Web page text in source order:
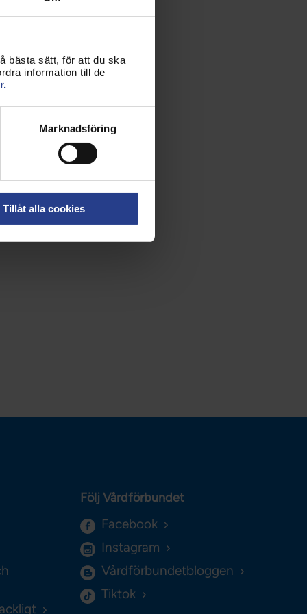
bästa sätt, för att du ska
information till de
Marknadsföring
Tillåt alla cookies
Följ Vårdförbundet
Facebook
Instagram
Vårdförbundetbloggen
Tiktok